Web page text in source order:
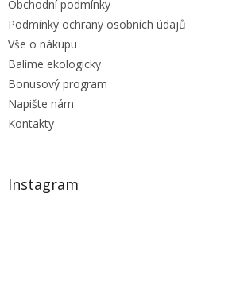
Obchodní podmínky
Podmínky ochrany osobních údajů
Vše o nákupu
Balíme ekologicky
Bonusový program
Napište nám
Kontakty
Instagram